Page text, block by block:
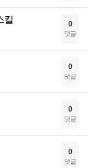
킬 0
댓글
0
댓글
0
댓글
0
댓글